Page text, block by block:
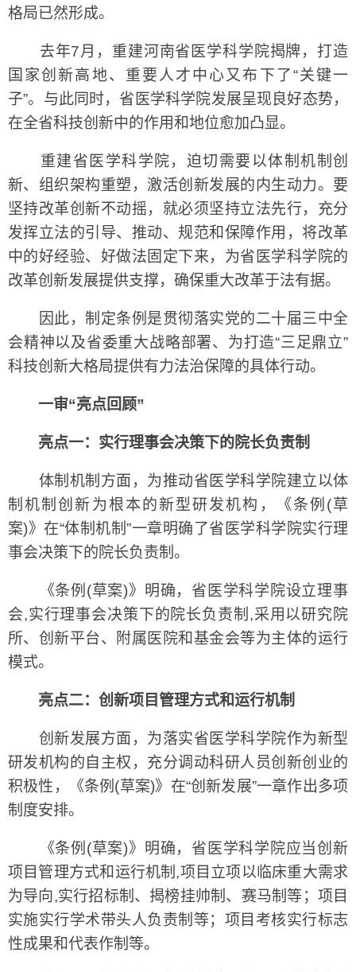
格局已然形成。
去年7月，重建河南省医学科学院揭牌，打造
国家创新高地、重要人才中心又布下了“关键一
子”。与此同时，省医学科学院发展呈现良好态势，
在全省科技创新中的作用和地位愈加凸显。
重建省医学科学院，迫切需要以体制机制创
新、组织架构重塑，激活创新发展的内生动力。要
坚持改革创新不动摇，就必须坚持立法先行，充分
发挥立法的引导、推动、规范和保障作用，将改革
中的好经验、好做法固定下来，为省医学科学院的
改革创新发展提供支撑，确保重大改革于法有据。
因此，制定条例是贯彻落实党的二十届三中全
会精神以及省委重大战略部署、为打造“三足鼎立”
科技创新大格局提供有力法治保障的具体行动。
一审“亮点回顾”
亮点一：实行理事会决策下的院长负责制
体制机制方面，为推动省医学科学院建立以体
制机制创新为根本的新型研发机构，《条例(草
案)》在“体制机制”一章明确了省医学科学院实行理
事会决策下的院长负责制。
《条例(草案)》明确，省医学科学院设立理事
会,实行理事会决策下的院长负责制,采用以研究院
所、创新平台、附属医院和基金会等为主体的运行
模式。
亮点二：创新项目管理方式和运行机制
创新发展方面，为落实省医学科学院作为新型
研发机构的自主权，充分调动科研人员创新创业的
积极性，《条例(草案)》在“创新发展”一章作出多项
制度安排。
《条例(草案)》明确，省医学科学院应当创新
项目管理方式和运行机制,项目立项以临床重大需求
为导向,实行招标制、揭榜挂帅制、赛马制等；项目
实施实行学术带头人负责制等；项目考核实行标志
性成果和代表作制等。